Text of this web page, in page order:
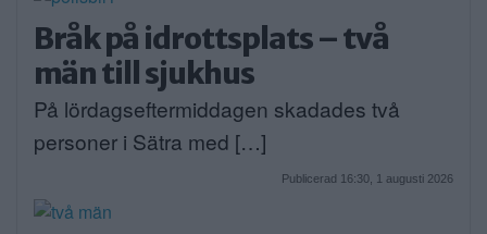
Bråk på idrottsplats – två
män till sjukhus
På lördagseftermiddagen skadades två
personer i Sätra med […]
Publicerad 16:30, 1 augusti 2026